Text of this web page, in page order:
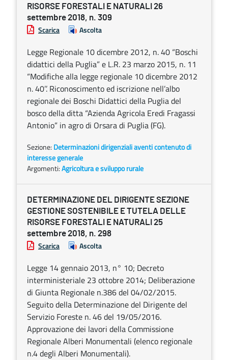
RISORSE FORESTALI E NATURALI 26
settembre 2018, n. 309
Scarica Ascolta
Legge Regionale 10 dicembre 2012, n. 40 “Boschi
didattici della Puglia” e L.R. 23 marzo 2015, n. 11
“Modifiche alla legge regionale 10 dicembre 2012
n. 40’’. Riconoscimento ed iscrizione nell’albo
regionale dei Boschi Didattici della Puglia del
bosco della ditta “Azienda Agricola Eredi Fragassi
Antonio” in agro di Orsara di Puglia (FG).
Sezione: Determinazioni dirigenziali aventi contenuto di
interesse generale
Argomenti:Agricoltura e sviluppo rurale
DETERMINAZIONE DEL DIRIGENTE SEZIONE
GESTIONE SOSTENIBILE E TUTELA DELLE
RISORSE FORESTALI E NATURALI 25
settembre 2018, n. 298
Scarica Ascolta
Legge 14 gennaio 2013, n° 10; Decreto
interministeriale 23 ottobre 2014; Deliberazione
di Giunta Regionale n.386 del 04/02/2015.
Seguito della Determinazione del Dirigente del
Servizio Foreste n. 46 del 19/05/2016.
Approvazione dei lavori della Commissione
Regionale Alberi Monumentali (elenco regionale
n.4 degli Alberi Monumentali).